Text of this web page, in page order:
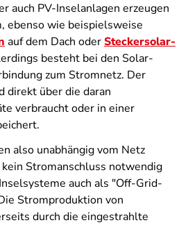
auch PV-Inselanlagen erzeugen
ebenso wie beispielsweise
auf dem Dach oderSteckersolar-
besteht bei den Solar-
zum Stromnetz. Der
direkt über die daran
verbraucht oder in einer
also unabhängig vom Netz
Stromanschluss notwendig
auch als "Off-Grid-
Stromproduktion von
durch die eingestrahlte